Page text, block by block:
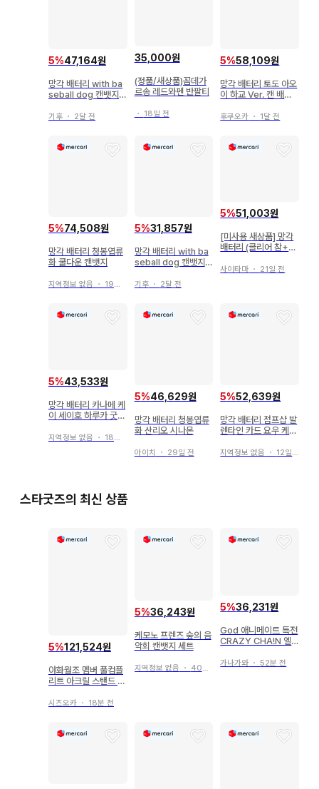
5%47,164원
망각 배터리 with ba
seball dog 캔뱃지
기후 ・ 2달 전
35,000원
(정품/새상품)꼼데가
르송 레드와펜 반팔티
・ 18일 전
5%58,109원
망각 배터리 토도 아오
이 하교 Ver. 캔 배지
후쿠오카 ・ 1달 전
5%74,508원
망각 배터리 청봉엽류
화 쿨다운 캔뱃지
지역정보 없음 ・ 19일 전
5%31,857원
망각 배터리 with ba
seball dog 캔뱃지
기후・ 2달 전
5%51,003원
[미사용 새상품] 망각
배터리 (클리어 참+미
사이타마 ・ 21일 전
5%43,533원
망각 배터리 카나메 케
이 세이호 하루카 굿즈
지역정보 없음 ・ 18일 전
5%46,629원
망각 배터리 청봉엽류
화 산리오 시나몬
아이치 ・ 29일 전
5%52,639원
망각 배터리 점프샵 발
렌타인 카드 요우 케이
지역정보 없음 ・ 12일 전
스타굿즈의 최신 상품
5%121,524원
야화월조 멤버 풀컴플
리트 아크릴 스탠드 세
시즈오카 ・ 18분 전
5%36,243원
케모노 프렌즈 숲의 음
악회 캔뱃지 세트
지역정보 없음 ・ 40분 전
5%36,231원
God 애니메이트 특전
CRAZY CHA!N 엘
가나가와 ・52분 전